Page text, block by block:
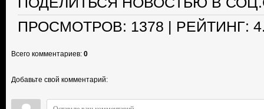
ПРОСМОТРОВ: 1378 | РЕЙТИНГ:
Всего комментариев: 0
Добавьте свой комментарий: